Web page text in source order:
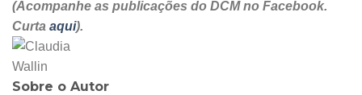
(Acompanhe as publicações do DCM no Facebook.
Curta aqui).
Sobre o Autor